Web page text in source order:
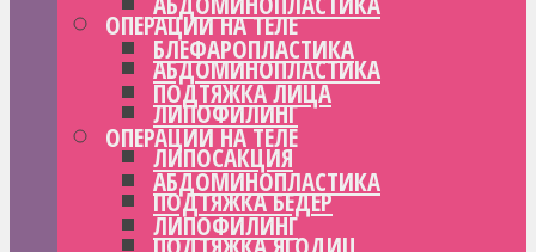
ОПЕРАЦИИ НА ТЕЛЕ
АБДОМИНОПЛАСТИКА
ЛИПОФИЛИНГ
ЛИПОСАКЦИЯ
ПОДТЯЖКА БЕДЕР
БЛЕФАРОПЛАСТИКА
ПОДТЯЖКА ЛИЦА
ОПЕРАЦИИ НА ТЕЛЕ
АБДОМИНОПЛАСТИКА
ЛИПОФИЛИНГ